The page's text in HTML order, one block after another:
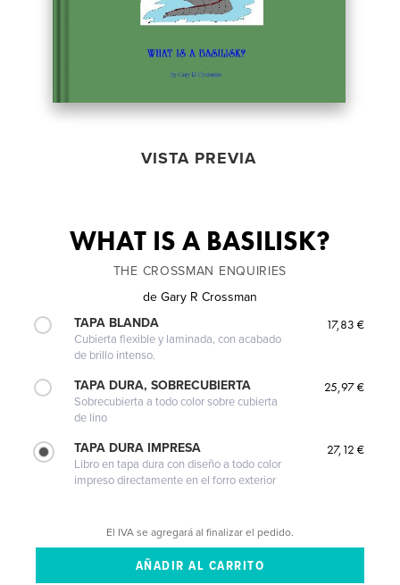
VISTA PREVIA
WHAT IS A BASILISK?
THE CROSSMAN ENQUIRIES
de Gary R Crossman
TAPA BLANDA
Cubierta flexible y laminada, con acabado
de brillo intenso.
17,83 €
TAPA DURA, SOBRECUBIERTA
Sobrecubierta a todo color sobre cubierta
de lino
25,97 €
TAPA DURA IMPRESA
Libro en tapa dura con diseño a todo color
impreso directamente en el forro exterior
27,12 €
El IVA se agregará al finalizar el pedido.